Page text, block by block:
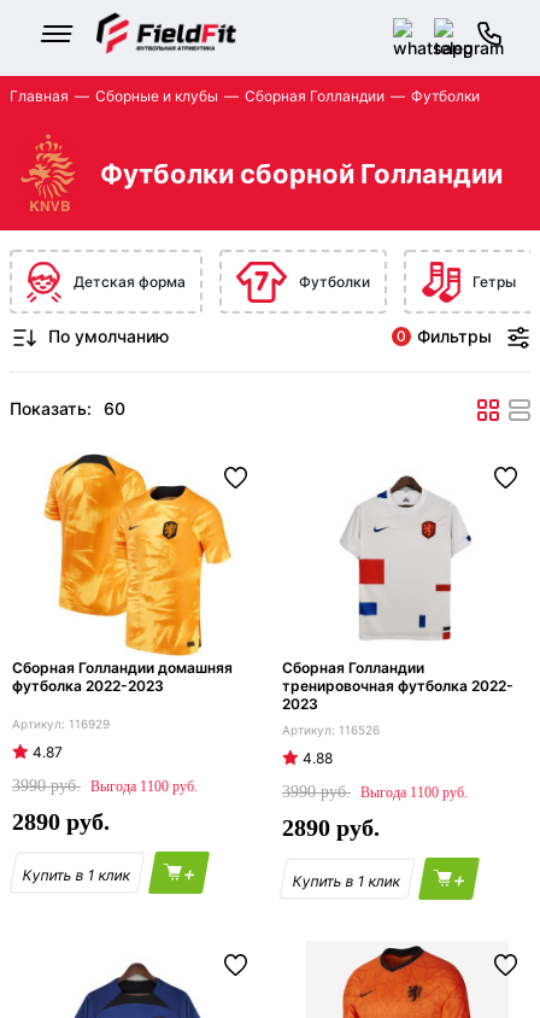
Главная Сборные и клубы Сборная Голландии Футболки
Футболки сборной Голландии
Детская форма Футболки Гетры
0 Фильтры
Показать:
Сборная Голландии домашняя
футболка 2022-2023
116929
4.87
3990
1100
2890
+
Сборная Голландии
тренировочная футболка 2022-
2023
116526
4.88
3990
1100
2890
+